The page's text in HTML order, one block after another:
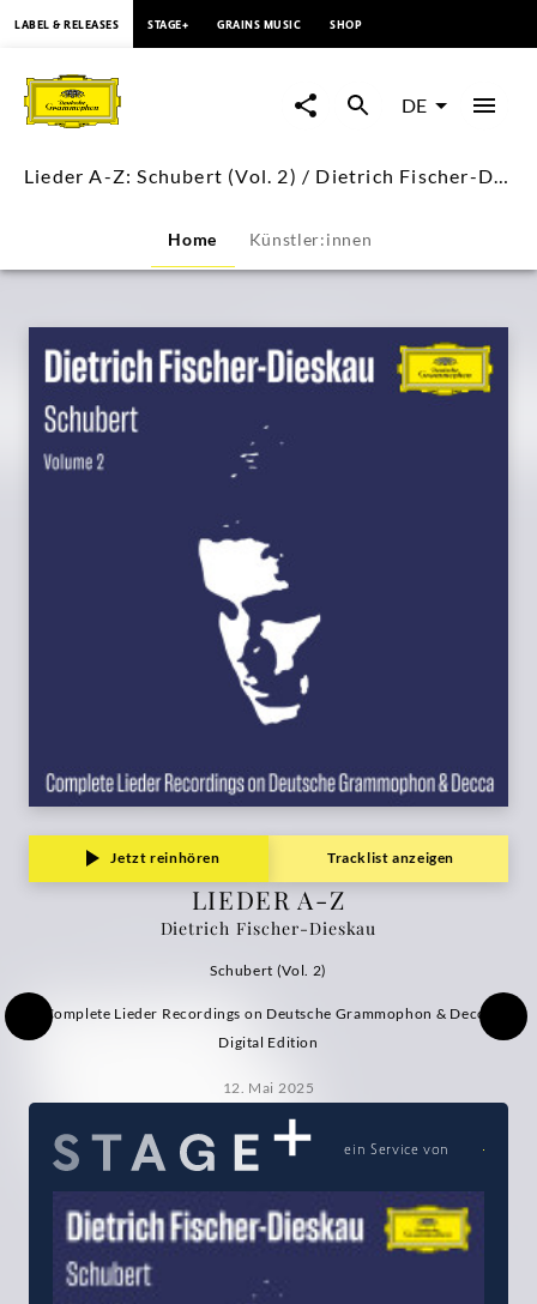
A-
Z:
(Vol.
2)
Dietrich
LABEL & RELEASES STAGE+ GRAINS MUSIC SHOP
DE
Lieder A-Z: Schubert (Vol. 2) / Dietrich Fischer-Dieskau
Home Künstler:innen
Jetzt reinhören Tracklist anzeigen
LIEDER A-Z
Dietrich Fischer-Dieskau
Schubert (Vol. 2)
Complete Lieder Recordings on Deutsche Grammophon & Decca
Digital Edition
12. Mai 2025
ein Service von